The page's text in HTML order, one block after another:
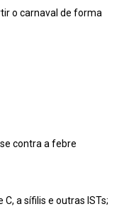
o carnaval de forma
contra a febre
a sífilis e outras ISTs;